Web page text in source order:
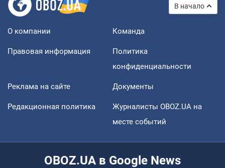
В начало
О компании Команда
Правовая информация
Политика
конфиденциальности
Реклама на сайте Документы
Редакционная политика
Журналисты OBOZ.UA на
месте событий
OBOZ.UA в Google News